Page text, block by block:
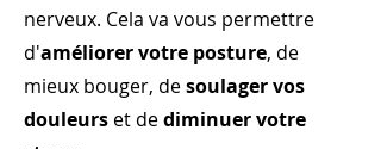
nerveux. Cela va vous permettre
d'améliorer votre posture, de
mieux bouger, desoulager vos
douleurs et dediminuer votre